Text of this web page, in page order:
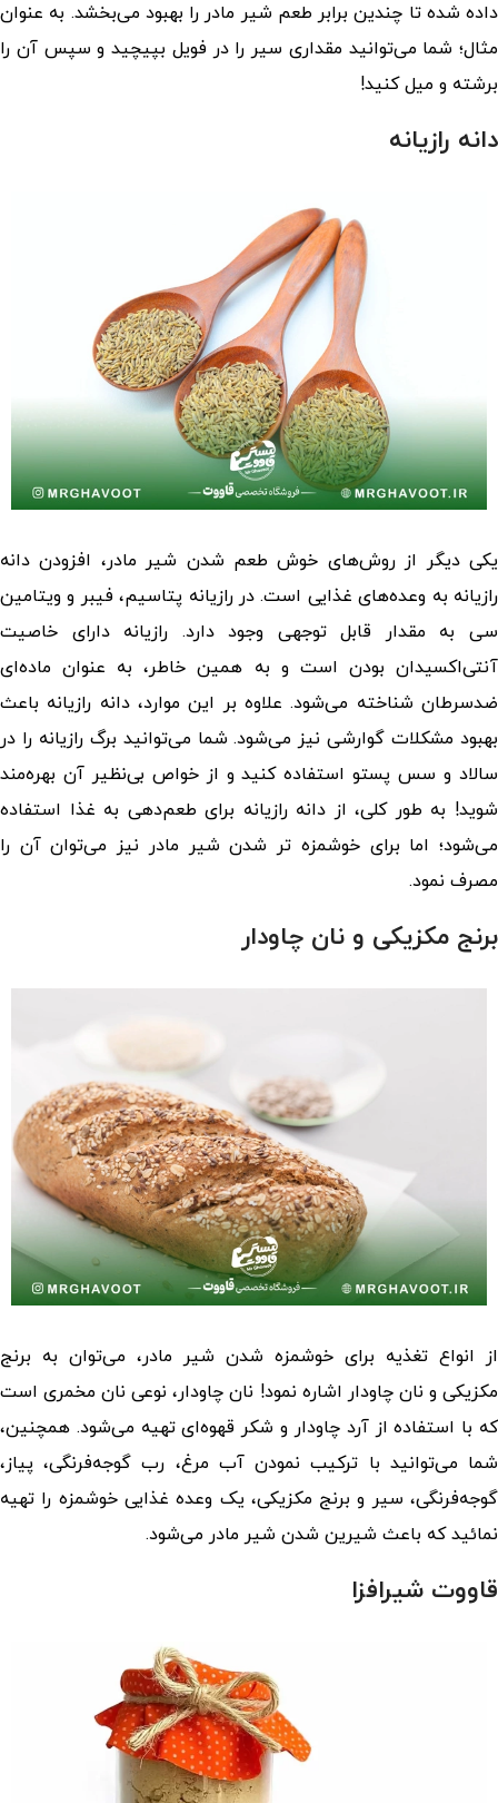
داده شده تا چندین برابر طعم شیر مادر را بهبود می‌بخشد. به عنوان
مثال؛ شما می‌توانید مقداری سیر را در فویل بپیچید و سپس آن را
برشته و میل کنید!
دانه رازیانه
یکی دیگر از روش‌های خوش طعم شدن شیر مادر، افزودن دانه
رازیانه به وعده‌های غذایی است. در رازیانه پتاسیم، فیبر و ویتامین
سی به مقدار قابل توجهی وجود دارد. رازیانه دارای خاصیت
آنتی‌اکسیدان بودن است و به همین خاطر، به عنوان ماده‌ای
ضدسرطان شناخته می‌شود. علاوه بر این موارد، دانه رازیانه باعث
بهبود مشکلات گوارشی نیز می‌شود. شما می‌توانید برگ رازیانه را در
سالاد و سس پستو استفاده کنید و از خواص بی‌نظیر آن بهره‌مند
شوید! به طور کلی، از دانه رازیانه برای طعم‌دهی به غذا استفاده
می‌شود؛ اما برای خوشمزه تر شدن شیر مادر نیز می‌توان آن را
مصرف نمود.
برنج مکزیکی و نان چاودار
از انواع تغذیه برای خوشمزه شدن شیر مادر، می‌توان به برنج
مکزیکی و نان چاودار اشاره نمود! نان چاودار، نوعی نان مخمری است
که با استفاده از آرد چاودار و شکر قهوه‌ای تهیه می‌شود. همچنین،
شما می‌توانید با ترکیب نمودن آب مرغ، رب گوجه‌فرنگی، پیاز،
گوجه‌فرنگی، سیر و برنج مکزیکی، یک وعده غذایی خوشمزه را تهیه
نمائید که باعث شیرین شدن شیر مادر می‌شود.
قاووت شیرافزا